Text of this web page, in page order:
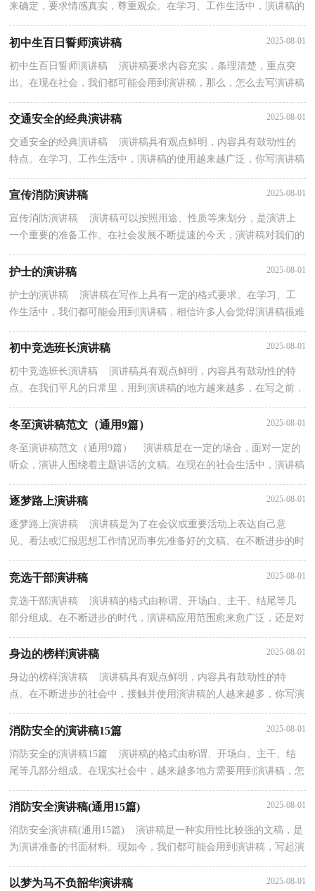
来确定，要求情感真实，尊重观众。在学习、工作生活中，演讲稿的
使用频率越来越高，相信写演讲稿是一个让许多人都头...
初中生百日誓师演讲稿 2025-08-01
初中生百日誓师演讲稿 演讲稿要求内容充实，条理清楚，重点突
出。在现在社会，我们都可能会用到演讲稿，那么，怎么去写演讲稿
交通安全的经典演讲稿 2025-08-01
交通安全的经典演讲稿 演讲稿具有观点鲜明，内容具有鼓动性的
特点。在学习、工作生活中，演讲稿的使用越来越广泛，你写演讲稿
时总是没有新意？以下是小编精心整理的交通安全的经...
宣传消防演讲稿 2025-08-01
宣传消防演讲稿 演讲稿可以按照用途、性质等来划分，是演讲上
一个重要的准备工作。在社会发展不断提速的今天，演讲稿对我们的
作用越来越大，还是对演讲稿一筹莫展吗？以下是小编...
护士的演讲稿 2025-08-01
护士的演讲稿 演讲稿在写作上具有一定的格式要求。在学习、工
作生活中，我们都可能会用到演讲稿，相信许多人会觉得演讲稿很难
初中竞选班长演讲稿 2025-08-01
初中竞选班长演讲稿 演讲稿具有观点鲜明，内容具有鼓动性的特
点。在我们平凡的日常里，用到演讲稿的地方越来越多，在写之前，
可以先参考范文，下面是小编帮大家整理的初中竞选班长...
冬至演讲稿范文（通用9篇） 2025-08-01
冬至演讲稿范文（通用9篇） 演讲稿是在一定的场合，面对一定的
听众，演讲人围绕着主题讲话的文稿。在现在的社会生活中，演讲稿
逐梦路上演讲稿 2025-08-01
逐梦路上演讲稿 演讲稿是为了在会议或重要活动上表达自己意
见、看法或汇报思想工作情况而事先准备好的文稿。在不断进步的时
代，演讲稿应用范围愈来愈广泛，那么你有了解过演...
竞选干部演讲稿 2025-08-01
竞选干部演讲稿 演讲稿的格式由称谓、开场白、主干、结尾等几
部分组成。在不断进步的时代，演讲稿应用范围愈来愈广泛，还是对
身边的榜样演讲稿 2025-08-01
身边的榜样演讲稿 演讲稿具有观点鲜明，内容具有鼓动性的特
点。在不断进步的社会中，接触并使用演讲稿的人越来越多，你写演
讲稿时总是没有新意？下面是小编为大家整理的身边的榜...
消防安全的演讲稿15篇 2025-08-01
消防安全的演讲稿15篇 演讲稿的格式由称谓、开场白、主干、结
尾等几部分组成。在现实社会中，越来越多地方需要用到演讲稿，怎
消防安全演讲稿(通用15篇) 2025-08-01
消防安全演讲稿(通用15篇) 演讲稿是一种实用性比较强的文稿，是
为演讲准备的书面材料。现如今，我们都可能会用到演讲稿，写起演
以梦为马不负韶华演讲稿 2025-08-01